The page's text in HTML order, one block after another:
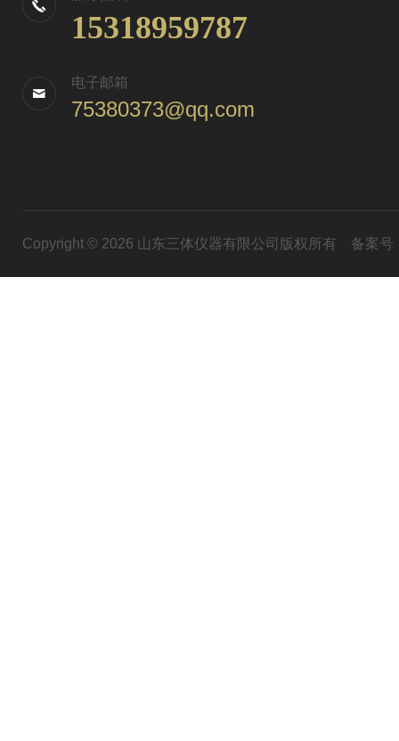
15318959787
电子邮箱
75380373@qq.com
Copyright © 2026 山东三体仪器有限公司版权所有 备案号